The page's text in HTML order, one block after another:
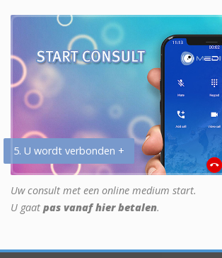
5. U wordt verbonden +
Uw consult met een online medium start.
U gaat pas vanaf hier betalen.